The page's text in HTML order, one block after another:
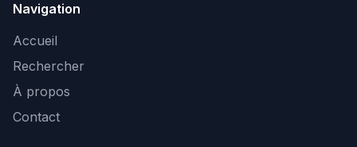
Navigation
Accueil
Rechercher
À propos
Contact